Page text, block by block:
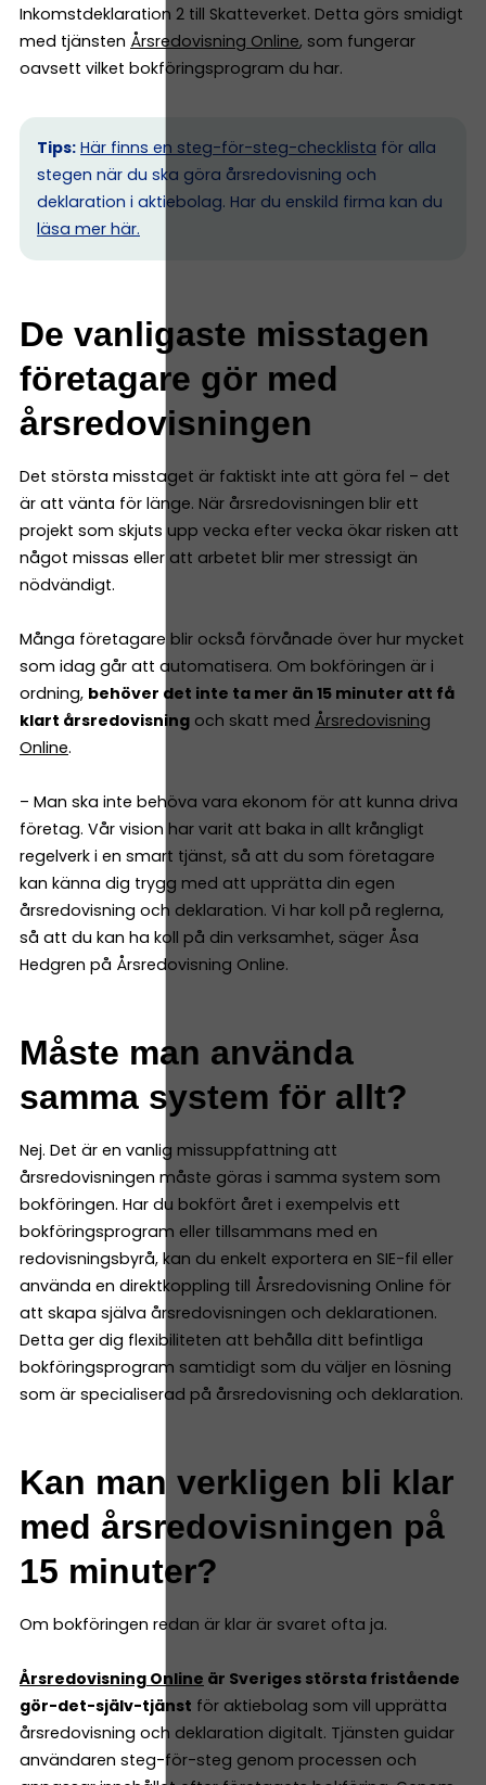
Inkomstdeklaration 2 till Skatteverket. Detta görs smidigt
med tjänsten Årsredovisning Online, som fungerar
oavsett vilket bokföringsprogram du har.
Tips: Här finns en steg-för-steg-checklista för alla
stegen när du ska göra årsredovisning och
deklaration i aktiebolag. Har du enskild firma kan du
läsa mer här.
De vanligaste misstagen
företagare gör med
årsredovisningen
Det största misstaget är faktiskt inte att göra fel – det
är att vänta för länge. När årsredovisningen blir ett
projekt som skjuts upp vecka efter vecka ökar risken att
något missas eller att arbetet blir mer stressigt än
nödvändigt.
Många företagare blir också förvånade över hur mycket
som idag går att automatisera. Om bokföringen är i
ordning, behöver det inte ta mer än 15 minuter att få
klart årsredovisning och skatt med Årsredovisning
Online.
– Man ska inte behöva vara ekonom för att kunna driva
företag. Vår vision har varit att baka in allt krångligt
regelverk i en smart tjänst, så att du som företagare
kan känna dig trygg med att upprätta din egen
årsredovisning och deklaration. Vi har koll på reglerna,
så att du kan ha koll på din verksamhet, säger Åsa
Hedgren på Årsredovisning Online.
Måste man använda
samma system för allt?
Nej. Det är en vanlig missuppfattning att
årsredovisningen måste göras i samma system som
bokföringen. Har du bokfört året i exempelvis ett
bokföringsprogram eller tillsammans med en
redovisningsbyrå, kan du enkelt exportera en SIE-fil eller
använda en direktkoppling till Årsredovisning Online för
att skapa själva årsredovisningen och deklarationen.
Detta ger dig flexibiliteten att behålla ditt befintliga
bokföringsprogram samtidigt som du väljer en lösning
som är specialiserad på årsredovisning och deklaration.
Kan man verkligen bli klar
med årsredovisningen på
15 minuter?
Om bokföringen redan är klar är svaret ofta ja.
Årsredovisning Online är Sveriges största fristående
gör-det-själv-tjänst för aktiebolag som vill upprätta
årsredovisning och deklaration digitalt. Tjänsten guidar
användaren steg-för-steg genom processen och